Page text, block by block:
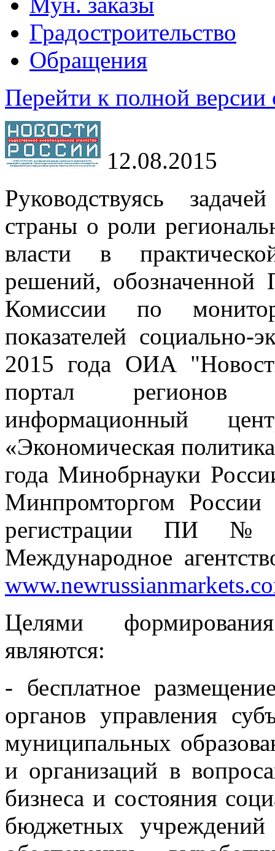
Градостроительство
Обращения
Перейти к полной версии
12.08.2015
Руководствуясь
страны о роли
власти в
решений, обозначенной
Комиссии по
показателей социально-
2015 года ОИА
портал регионов
информационный
«Экономическая
года Минобрнауки
Минпромторгом России
регистрации ПИ №
Международное
Целями
являются:
- бесплатное
органов управления
муниципальных
и организаций в
бизнеса и состояния
бюджетных учреждений